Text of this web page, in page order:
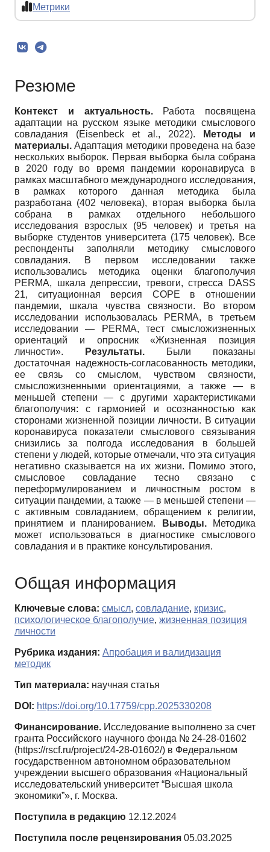
Метрики
Резюме
Контекст и актуальность.Работа посвящена
адаптации на русском языке методики смыслового
совладания (Eisenbeck et al., 2022).
Методы и
материалы. Адаптация методики проведена на базе
нескольких выборок. Первая выборка была собрана
в 2020 году во время пандемии коронавируса в
рамках масштабного международного исследования,
в рамках которого данная методика была
разработана (402 человека), вторая выборка была
собрана в рамках отдельного небольшого
исследования взрослых (95 человек) и третья на
выборке студентов университета (175 человек). Все
респонденты заполняли методику смыслового
совладания. В первом исследовании также
использовались методика оценки благополучия
PERMA, шкала депрессии, тревоги, стресса DASS
21, ситуационная версия COPE в отношении
пандемии, шкала чувства связности. Во втором
исследовании использовалась PERMA, в третьем
исследовании — PERMA, тест смысложизненных
ориентаций и опросник «Жизненная позиция
личности».
Результаты. Были показаны
достаточная надежность-согласованность методики,
ее связь со смыслом, чувством связности,
смысложизненными ориентациями, а также — в
меньшей степени — с другими характеристиками
благополучия: с гармонией и осознанностью как
сторонами жизненной позиции личности. В ситуации
коронавируса показатели смыслового связывания
снизились за полгода исследования в большей
степени у людей, которые отмечали, что эта ситуация
негативно сказывается на их жизни. Помимо этого,
смысловое совладание тесно связано с
переформулированием и личностным ростом в
ситуации пандемии, а также — в меньшей степени —
с активным совладанием, обращением к религии,
принятием и планированием.
Выводы.Методика
может использоваться в диагностике смыслового
совладания и в практике консультирования.
Общая информация
Ключевые слова: смысл, совладание, кризис,
психологическое благополучие, жизненная позиция
личности
Рубрика издания: Апробация и валидизация
методик
Тип материала: научная статья
DOI: https://doi.org/10.17759/cpp.2025330208
Финансирование. Исследование выполнено за счет
гранта Российского научного фонда № 24-28-01602
(https://rscf.ru/project/24-28-01602/) в Федеральном
государственном автономном образовательном
учреждении высшего образования «Национальный
исследовательский университет “Высшая школа
экономики”», г. Москва.
Поступила в редакцию 12.12.2024
Поступила после рецензирования 05.03.2025